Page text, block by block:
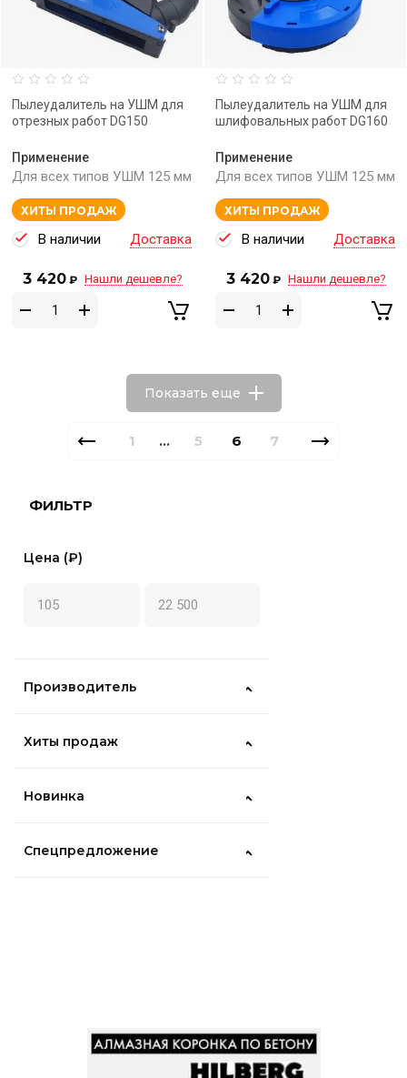
ФИЛЬТР
Цена (₽)
Производитель
Хиты продаж
Новинка
Спецпредложение
Пылеудалитель на УШМ для
отрезных работ DG150
Применение
Для всех типов УШМ 125 мм
ХИТЫ ПРОДАЖ
В наличии Доставка
3 420 ₽ Нашли дешевле?
Пылеудалитель на УШМ для
шлифовальных работ DG160
Применение
Для всех типов УШМ 125 мм
ХИТЫ ПРОДАЖ
В наличии Доставка
3 420 ₽ Нашли дешевле?
1 ... 5 6 7
Показать еще